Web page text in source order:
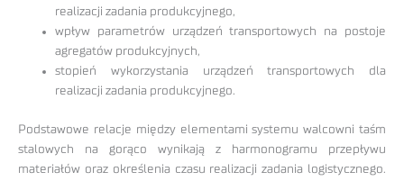
realizacji zadania produkcyjnego,
wpływ parametrów urządzeń transportowych na postoje
agregatów produkcyjnych,
stopień wykorzystania urządzeń transportowych dla
realizacji zadania produkcyjnego.
Podstawowe relacje między elementami systemu walcowni taśm
stalowych na gorąco wynikają z harmonogramu przepływu
materiałów oraz określenia czasu realizacji zadania logistycznego.